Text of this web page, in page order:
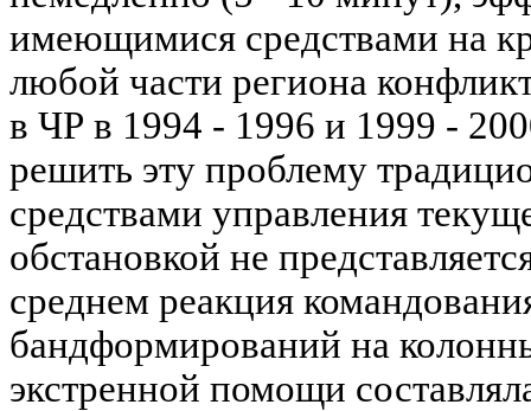
имеющимися средствами на
любой части региона
в ЧР в 1994 - 1996 и 1999 -
решить эту проблему
средствами управления
обстановкой не
среднем реакция
бандформирований на
экстренной помощи